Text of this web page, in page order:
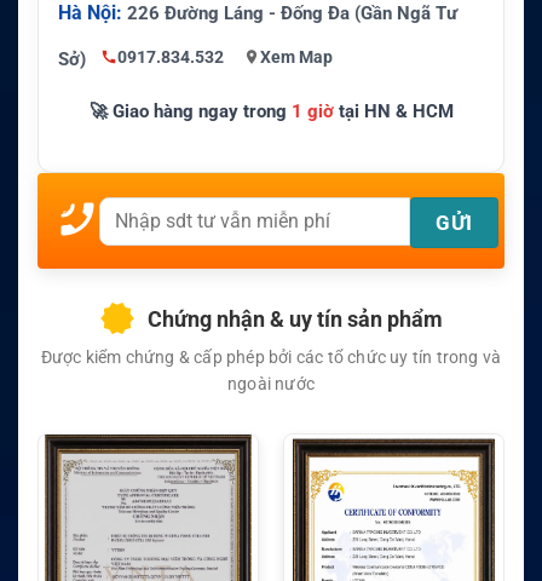
Hà Nội: 226 Đường Láng - Đống Đa (Gần Ngã Tư
Sở) 0917.834.532 Xem Map
🚀 Giao hàng ngay trong 1 giờtại HN & HCM
Chứng nhận & uy tín sản phẩm
Được kiểm chứng & cấp phép bởi các tổ chức uy tín trong và
ngoài nước